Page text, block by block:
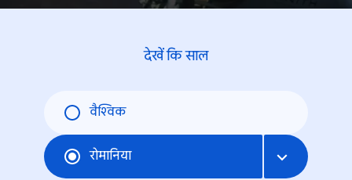
देखें कि साल
वैश्विक
रोमानिया